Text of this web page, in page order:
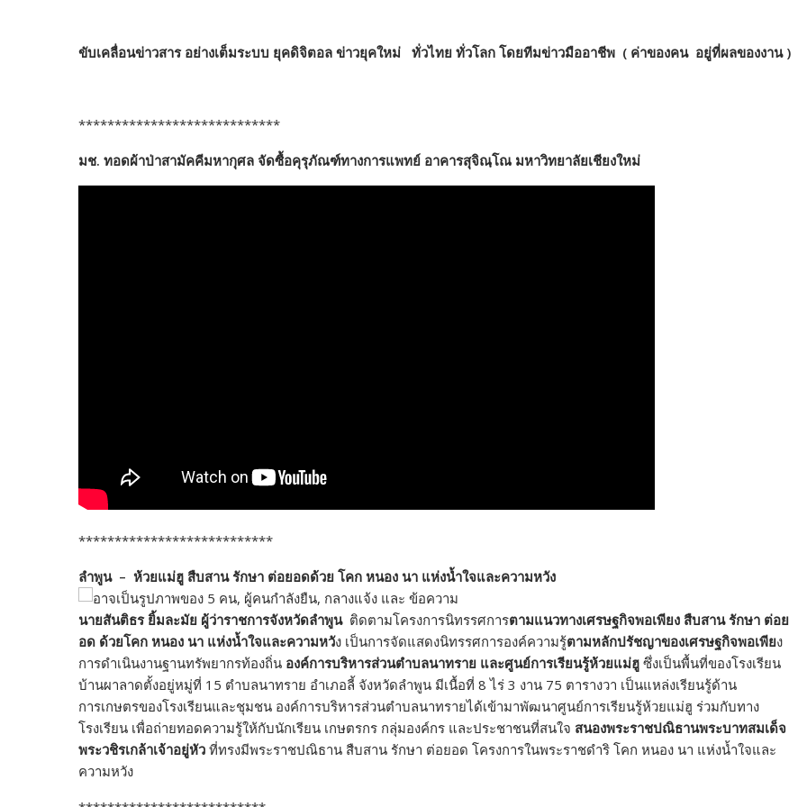
o n
ขับเคลื่อนข่าวสาร อย่างเต็มระบบ ยุคดิจิตอล ข่าวยุคใหม่ ทั่วไทย ทั่วโลก โดยทีมข่าวมืออาชีพ ( ค่าของคน อยู่ที่ผลของงาน )
****************************
มช. ทอดผ้าป่าสามัคคีมหากุศล จัดซื้อคุรุภัณฑ์ทางการแพทย์ อาคารสุจิณฺโณ มหาวิทยาลัยเชียงใหม่
***************************
ลำพูน – ห้วยแม่ฮู สืบสาน รักษา ต่อยอดด้วย โคก หนอง นา แห่งน้ำใจและความหวัง
นายสันติธร ยิ้มละมัย ผู้ว่าราชการจังหวัดลำพูนติดตามโครงการนิทรรศการตามแนวทางเศรษฐกิจพอเพียง สืบสาน รักษา ต่อย
อด ด้วยโคก หนอง นา แห่งน้ำใจและความหวัง เป็นการจัดแสดงนิทรรศการองค์ความรู้ตามหลักปรัชญาของเศรษฐกิจพอเพียง
การดำเนินงานฐานทรัพยากรท้องถิ่น องค์การบริหารส่วนตำบลนาทราย และศูนย์การเรียนรู้ห้วยแม่ฮู ซึ่งเป็นพื้นที่ของโรงเรียน
บ้านผาลาดตั้งอยู่หมู่ที่ 15 ตำบลนาทราย อำเภอลี้ จังหวัดลำพูน มีเนื้อที่ 8 ไร่ 3 งาน 75 ตารางวา เป็นแหล่งเรียนรู้ด้าน
การเกษตรของโรงเรียนและชุมชน องค์การบริหารส่วนตำบลนาทรายได้เข้ามาพัฒนาศูนย์การเรียนรู้ห้วยแม่ฮู ร่วมกับทาง
โรงเรียน เพื่อถ่ายทอดความรู้ให้กับนักเรียน เกษตรกร กลุ่มองค์กร และประชาชนที่สนใจ สนองพระราชปณิธานพระบาทสมเด็จ
พระวชิรเกล้าเจ้าอยู่หัว ที่ทรงมีพระราชปณิธาน สืบสาน รักษา ต่อยอด โครงการในพระราชดำริ โคก หนอง นา แห่งน้ำใจและ
ความหวัง